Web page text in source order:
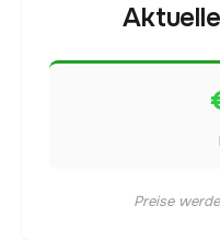
Preise